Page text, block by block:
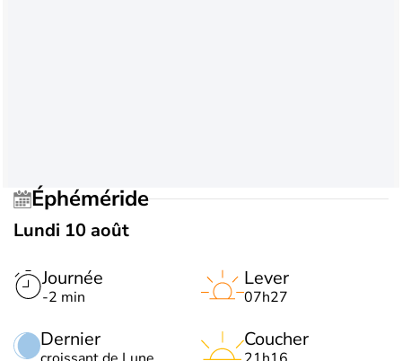
Éphéméride
Lundi 10 août
Journée
-2 min
Dernier
Lever
07h27
Coucher